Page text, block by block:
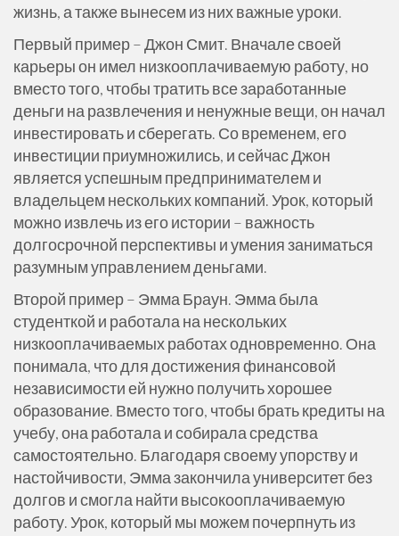
жизнь, а также вынесем из них важные уроки.
Первый пример – Джон Смит. Вначале своей
карьеры он имел низкооплачиваемую работу, но
вместо того, чтобы тратить все заработанные
деньги на развлечения и ненужные вещи, он начал
инвестировать и сберегать. Со временем, его
инвестиции приумножились, и сейчас Джон
является успешным предпринимателем и
владельцем нескольких компаний. Урок, который
можно извлечь из его истории – важность
долгосрочной перспективы и умения заниматься
разумным управлением деньгами.
Второй пример – Эмма Браун. Эмма была
студенткой и работала на нескольких
низкооплачиваемых работах одновременно. Она
понимала, что для достижения финансовой
независимости ей нужно получить хорошее
образование. Вместо того, чтобы брать кредиты на
учебу, она работала и собирала средства
самостоятельно. Благодаря своему упорству и
настойчивости, Эмма закончила университет без
долгов и смогла найти высокооплачиваемую
работу. Урок, который мы можем почерпнуть из